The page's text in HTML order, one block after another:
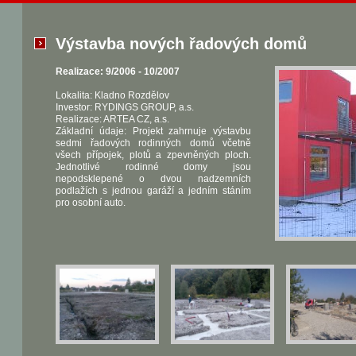
Výstavba nových řadových domů
Realizace: 9/2006 - 10/2007
Lokalita: Kladno Rozdělov
Investor: RYDINGS GROUP, a.s.
Realizace: ARTEA CZ, a.s.
Základní údaje: Projekt zahrnuje výstavbu
sedmi řadových rodinných domů včetně
všech přípojek, plotů a zpevněných ploch.
Jednotlivé rodinné domy jsou
nepodsklepené o dvou nadzemních
podlažích s jednou garáží a jedním stáním
pro osobní auto.